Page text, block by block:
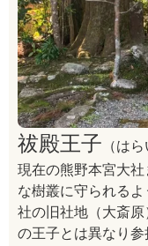
祓殿王子 （は
現在の熊野本宮大
な樹叢に守られる
社の旧社地（大斎
の王子とは異なり